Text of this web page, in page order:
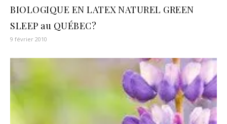
BIOLOGIQUE EN LATEX NATUREL GREEN
SLEEP au QUÉBEC?
9 février 2010